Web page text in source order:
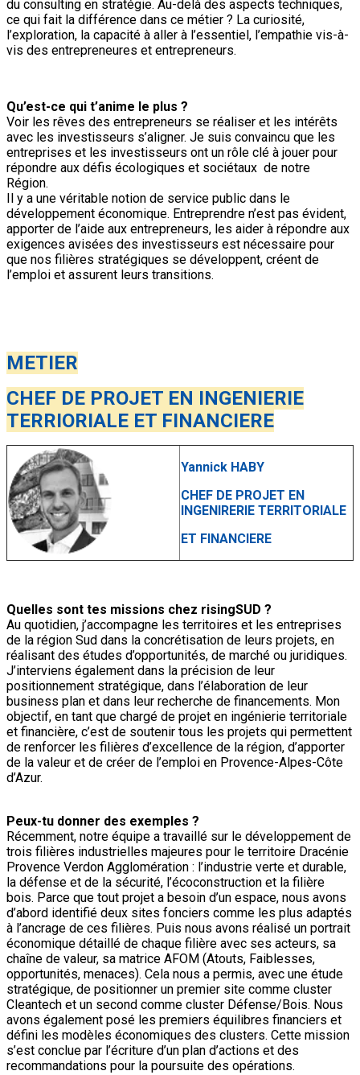
du consulting en stratégie. Au-delà des aspects techniques,
ce qui fait la différence dans ce métier ? La curiosité,
l’exploration, la capacité à aller à l’essentiel, l’empathie vis-à-
vis des entrepreneures et entrepreneurs.
Qu’est-ce qui t’anime le plus ?
Voir les rêves des entrepreneurs se réaliser et les intérêts
avec les investisseurs s’aligner. Je suis convaincu que les
entreprises et les investisseurs ont un rôle clé à jouer pour
répondre aux défis écologiques et sociétaux de notre
Région.
Il y a une véritable notion de service public dans le
développement économique. Entreprendre n’est pas évident,
apporter de l’aide aux entrepreneurs, les aider à répondre aux
exigences avisées des investisseurs est nécessaire pour
que nos filières stratégiques se développent, créent de
l’emploi et assurent leurs transitions.
METIER
CHEF DE PROJET EN INGENIERIE
TERRIORIALE ET FINANCIERE
Yannick HABY
CHEF DE PROJET EN
INGENIRERIE TERRITORIALE
ET FINANCIERE
Quelles sont tes missions chez risingSUD ?
Au quotidien, j’accompagne les territoires et les entreprises
de la région Sud dans la concrétisation de leurs projets, en
réalisant des études d’opportunités, de marché ou juridiques.
J’interviens également dans la précision de leur
positionnement stratégique, dans l’élaboration de leur
business plan et dans leur recherche de financements. Mon
objectif, en tant que chargé de projet en ingénierie territoriale
et financière, c’est de soutenir tous les projets qui permettent
de renforcer les filières d’excellence de la région, d’apporter
de la valeur et de créer de l’emploi en Provence-Alpes-Côte
d’Azur.
Peux-tu donner des exemples ?
Récemment, notre équipe a travaillé sur le développement de
trois filières industrielles majeures pour le territoire Dracénie
Provence Verdon Agglomération : l’industrie verte et durable,
la défense et de la sécurité, l’écoconstruction et la filière
bois. Parce que tout projet a besoin d’un espace, nous avons
d’abord identifié deux sites fonciers comme les plus adaptés
à l’ancrage de ces filières. Puis nous avons réalisé un portrait
économique détaillé de chaque filière avec ses acteurs, sa
chaîne de valeur, sa matrice AFOM (Atouts, Faiblesses,
opportunités, menaces). Cela nous a permis, avec une étude
stratégique, de positionner un premier site comme cluster
Cleantech et un second comme cluster Défense/Bois. Nous
avons également posé les premiers équilibres financiers et
défini les modèles économiques des clusters. Cette mission
s’est conclue par l’écriture d’un plan d’actions et des
recommandations pour la poursuite des opérations.